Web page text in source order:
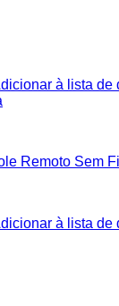
à lista de
Remoto Sem
à lista de